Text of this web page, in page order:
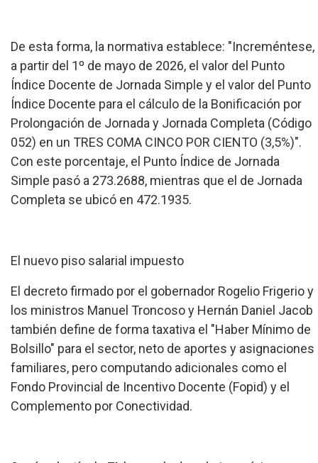
De esta forma, la normativa establece: "Increméntese,
a partir del 1º de mayo de 2026, el valor del Punto
Índice Docente de Jornada Simple y el valor del Punto
Índice Docente para el cálculo de la Bonificación por
Prolongación de Jornada y Jornada Completa (Código
052) en un TRES COMA CINCO POR CIENTO (3,5%)".
Con este porcentaje, el Punto Índice de Jornada
Simple pasó a 273.2688, mientras que el de Jornada
Completa se ubicó en 472.1935.
El nuevo piso salarial impuesto
El decreto firmado por el gobernador Rogelio Frigerio y
los ministros Manuel Troncoso y Hernán Daniel Jacob
también define de forma taxativa el "Haber Mínimo de
Bolsillo" para el sector, neto de aportes y asignaciones
familiares, pero computando adicionales como el
Fondo Provincial de Incentivo Docente (Fopid) y el
Complemento por Conectividad.